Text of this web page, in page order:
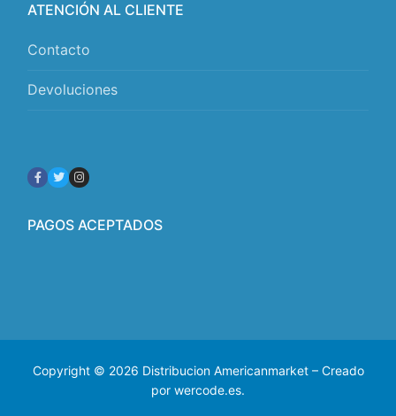
ATENCIÓN AL CLIENTE
Contacto
Devoluciones
PAGOS ACEPTADOS
Copyright © 2026 Distribucion Americanmarket – Creado
por wercode.es.